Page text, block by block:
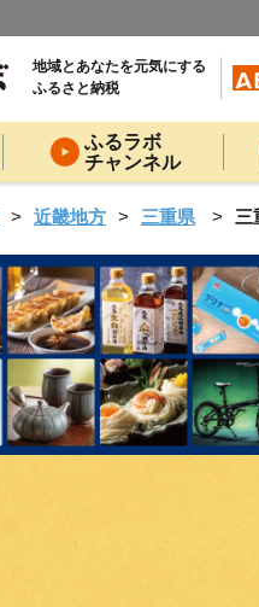
地域とあなたを元気にする
ふるさと納税
ふるラボ
チャンネル
近畿地方 三重県 三